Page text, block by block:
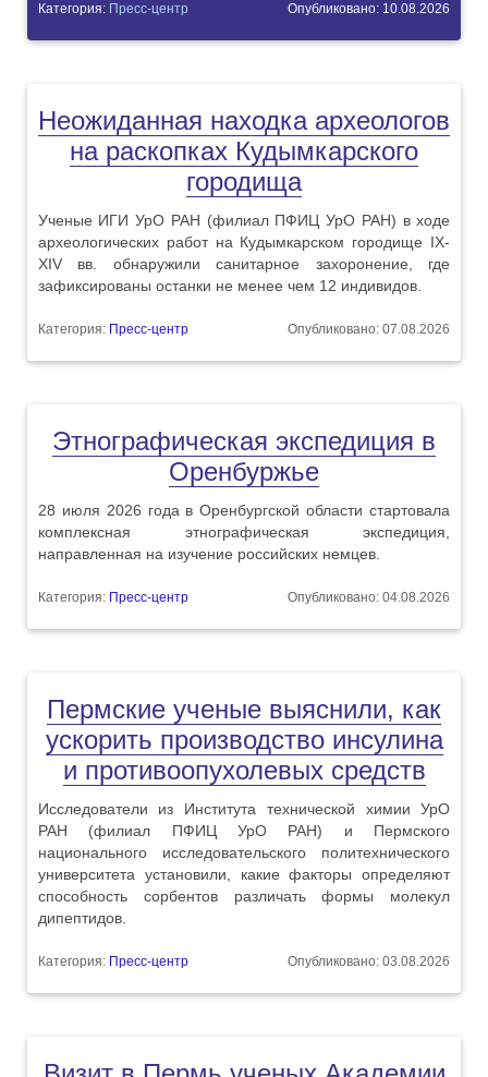
Категория: Пресс-центр Опубликовано: 10.08.2026
Неожиданная находка археологов
на раскопках Кудымкарского
городища
Ученые ИГИ УрО РАН (филиал ПФИЦ УрО РАН) в ходе
археологических работ на Кудымкарском городище IX-
XIV вв. обнаружили санитарное захоронение, где
зафиксированы останки не менее чем 12 индивидов.
Категория: Пресс-центр Опубликовано: 07.08.2026
Этнографическая экспедиция в
Оренбуржье
28 июля 2026 года в Оренбургской области стартовала
комплексная этнографическая экспедиция,
направленная на изучение российских немцев.
Категория: Пресс-центр Опубликовано: 04.08.2026
Пермские ученые выяснили, как
ускорить производство инсулина
и противоопухолевых средств
Исследователи из Института технической химии УрО
РАН (филиал ПФИЦ УрО РАН) и Пермского
национального исследовательского политехнического
университета установили, какие факторы определяют
способность сорбентов различать формы молекул
дипептидов.
Категория: Пресс-центр Опубликовано: 03.08.2026